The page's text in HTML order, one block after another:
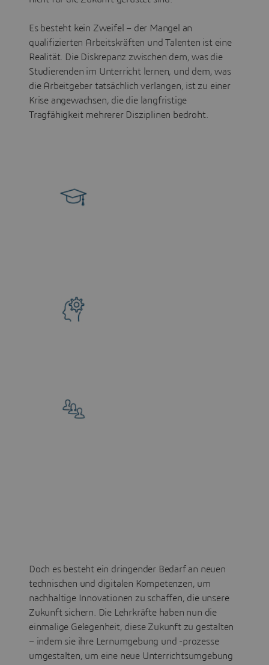
Es besteht kein Zweifel – der Mangel an
qualifizierten Arbeitskräften und Talenten ist eine
Realität. Die Diskrepanz zwischen dem, was die
Studierenden im Unterricht lernen, und dem, was
die Arbeitgeber tatsächlich verlangen, ist zu einer
Krise angewachsen, die die langfristige
Tragfähigkeit mehrerer Disziplinen bedroht.
Doch es besteht ein dringender Bedarf an neuen
technischen und digitalen Kompetenzen, um
nachhaltige Innovationen zu schaffen, die unsere
Zukunft sichern. Die Lehrkräfte haben nun die
einmalige Gelegenheit, diese Zukunft zu gestalten
– indem sie ihre Lernumgebung und -prozesse
umgestalten, um eine neue Unterrichtsumgebung